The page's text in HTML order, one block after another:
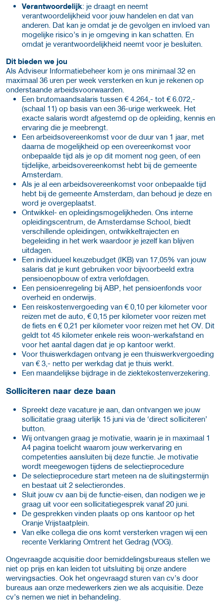
Verantwoordelijk: je draagt en neemt
verantwoordelijkheid voor jouw handelen en dat van
anderen. Dat kan je omdat je de gevolgen en invloed van
mogelijke risico’s in je omgeving in kan schatten. En
omdat je verantwoordelijkheid neemt voor je besluiten.
Dit bieden we jou
Als Adviseur Informatiebeheer kom je ons minimaal 32 en
maximaal 36 uren per week versterken en kun je rekenen op
onderstaande arbeidsvoorwaarden.
Een brutomaandsalaris tussen € 4.264,- tot € 6.072,-
(schaal 11) op basis van een 36-urige werkweek. Het
exacte salaris wordt afgestemd op de opleiding, kennis en
ervaring die je meebrengt.
Een arbeidsovereenkomst voor de duur van 1 jaar, met
daarna de mogelijkheid op een overeenkomst voor
onbepaalde tijd als je op dit moment nog geen, of een
tijdelijke, arbeidsovereenkomst hebt bij de gemeente
Amsterdam.
Als je al een arbeidsovereenkomst voor onbepaalde tijd
hebt bij de gemeente Amsterdam, dan behoud je deze en
word je overgeplaatst.
Ontwikkel- en opleidingsmogelijkheden. Ons interne
opleidingscentrum, de Amsterdamse School, biedt
verschillende opleidingen, ontwikkeltrajecten en
begeleiding in het werk waardoor je jezelf kan blijven
uitdagen.
Een individueel keuzebudget (IKB) van 17,05% van jouw
salaris dat je kunt gebruiken voor bijvoorbeeld extra
pensioenopbouw of extra verlofdagen.
Een pensioenregeling bij ABP, het pensioenfonds voor
overheid en onderwijs.
Een reiskostenvergoeding van € 0,10 per kilometer voor
reizen met de auto, € 0,15 per kilometer voor reizen met
de fiets en € 0,21 per kilometer voor reizen met het OV. Dit
geldt tot 45 kilometer enkele reis woon-werkafstand en
voor het aantal dagen dat je op kantoor werkt.
Voor thuiswerkdagen ontvang je een thuiswerkvergoeding
van € 3,- netto per werkdag dat je thuis werkt.
Een maandelijkse bijdrage in de ziektekostenverzekering.
Solliciteren naar deze baan
Spreekt deze vacature je aan, dan ontvangen we jouw
sollicitatie graag uiterlijk 15 juni via de ‘direct solliciteren’
button.
Wij ontvangen graag je motivatie, waarin je in maximaal 1
A4 pagina toelicht waarom jouw werkervaring en
competenties aansluiten bij deze functie. Je motivatie
wordt meegewogen tijdens de selectieprocedure
De selectieprocedure start meteen na de sluitingstermijn
en bestaat uit 2 selectierondes.
Sluit jouw cv aan bij de functie-eisen, dan nodigen we je
graag uit voor een sollicitatiegesprek vanaf 20 juni.
De gesprekken vinden plaats op ons kantoor op het
Oranje Vrijstaatplein.
Van elke collega die ons komt versterken vragen wij een
recente Verklaring Omtrent het Gedrag (VOG).
Ongevraagde acquisitie door bemiddelingsbureaus stellen we
niet op prijs en kan leiden tot uitsluiting bij onze andere
wervingsacties. Ook het ongevraagd sturen van cv’s door
bureaus aan onze medewerkers zien we als acquisitie. Deze
cv’s nemen we niet in behandeling.